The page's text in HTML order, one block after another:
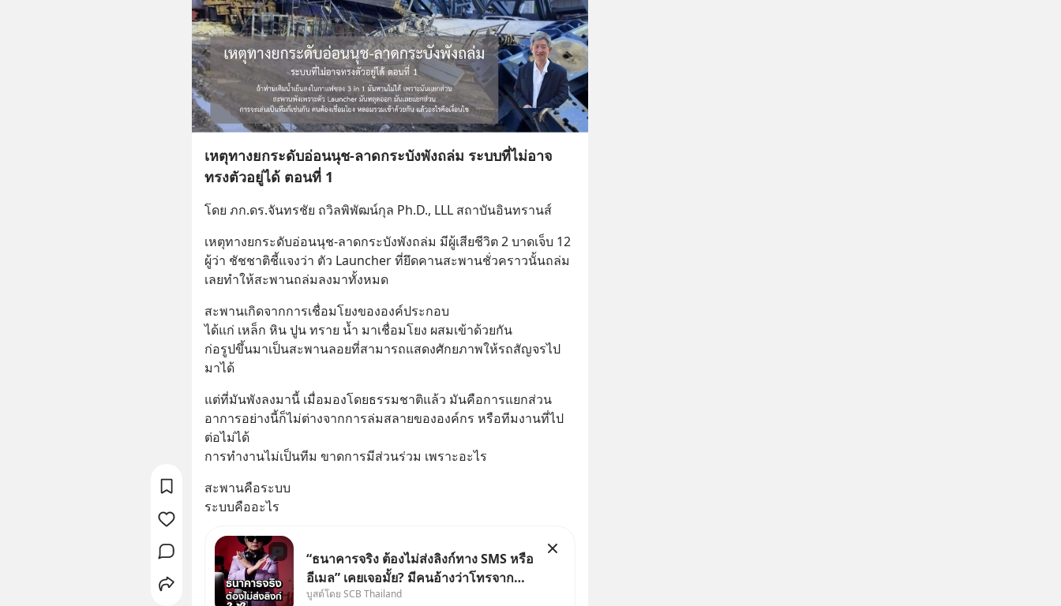
เหตุทางยกระดับอ่อนนุช-ลาดกระบังพังถล่ม ระบบที่ไม่อาจ
ทรงตัวอยู่ได้ ตอนที่ 1
โดย ภก.ดร.จันทรชัย ถวิลพิพัฒน์กุล Ph.D., LLL สถาบันอินทรานส์
เหตุทางยกระดับอ่อนนุช-ลาดกระบังพังถล่ม มีผู้เสียชีวิต 2 บาดเจ็บ 12
ผู้ว่า ชัชชาติชี้แจงว่า ตัว Launcher ที่ยึดคานสะพานชั่วคราวนั้นถล่ม
เลยทำให้สะพานถล่มลงมาทั้งหมด
สะพานเกิดจากการเชื่อมโยงขององค์ประกอบ
ได้แก่ เหล็ก หิน ปูน ทราย น้ำ มาเชื่อมโยง ผสมเข้าด้วยกัน
ก่อรูปขึ้นมาเป็นสะพานลอยที่สามารถแสดงศักยภาพให้รถสัญจรไป
มาได้
แต่ที่มันพังลงมานี้ เมื่อมองโดยธรรมชาติแล้ว มันคือการแยกส่วน
อาการอย่างนี้ก็ไม่ต่างจากการล่มสลายขององค์กร หรือทีมงานที่ไป
ต่อไม่ได้
การทำงานไม่เป็นทีม ขาดการมีส่วนร่วม เพราะอะไร
สะพานคือระบบ
ระบบคืออะไร
“ธนาคารจริง ต้องไม่ส่งลิงก์ทาง SMS หรือ
อีเมล” เคยเจอมั้ย? มีคนอ้างว่าโทรจาก
ธนาคาร บอกว่าบัญชีมีปัญหา แล้วให้กด
บูสต์โดย SCB Thailand